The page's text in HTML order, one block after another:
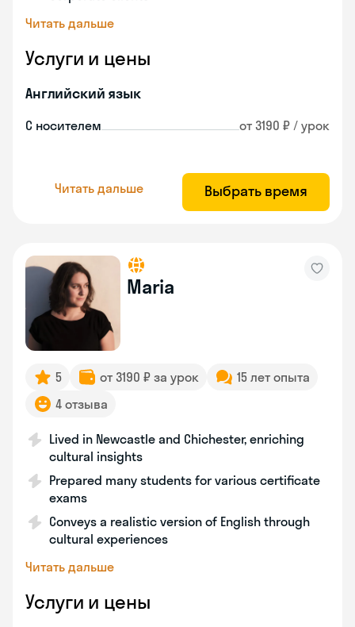
Читать дальше
Услуги и цены
Английский язык
С носителем от 3190 ₽ / урок
Читать дальше Выбрать время
Maria
5 от 3190 ₽ за урок
15 лет опыта
4 отзыва
Lived in Newcastle and Chichester, enriching
cultural insights
Prepared many students for various certificate
exams
Conveys a realistic version of English through
cultural experiences
Читать дальше
Услуги и цены